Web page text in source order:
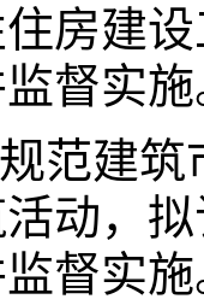
房建
督实
规范建
动，
督实